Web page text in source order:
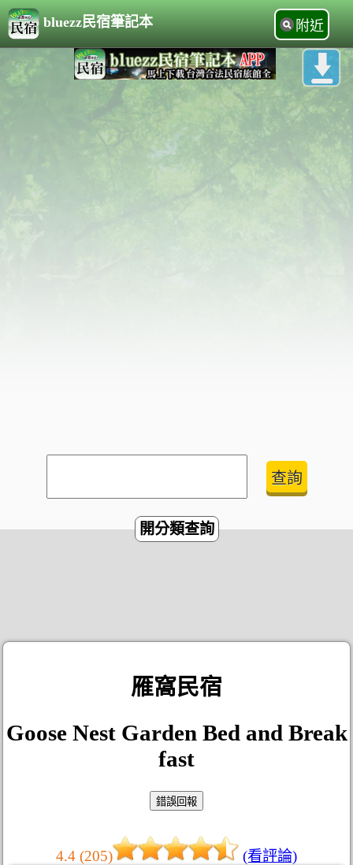
bluezz民宿筆記本 附近
開分類查詢
雁窩民宿
Goose Nest Garden Bed and Break
fast
4.4 (205)
(看評論)